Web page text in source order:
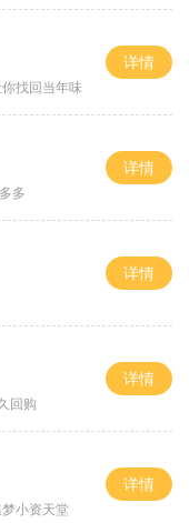
找回当年味
详情
多
详情
详情
回购
详情
小资天堂
详情